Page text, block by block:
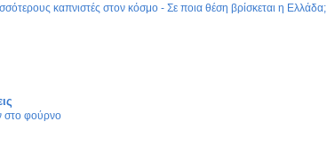
καπνιστές στον κόσμο - Σε ποια θέση βρίσκεται η Ελλάδα;
στο φούρνο